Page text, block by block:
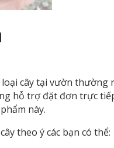
loại cây tại vườn thường
hỗ trợ đặt đơn trực
này.
theo ý các bạn có thể: